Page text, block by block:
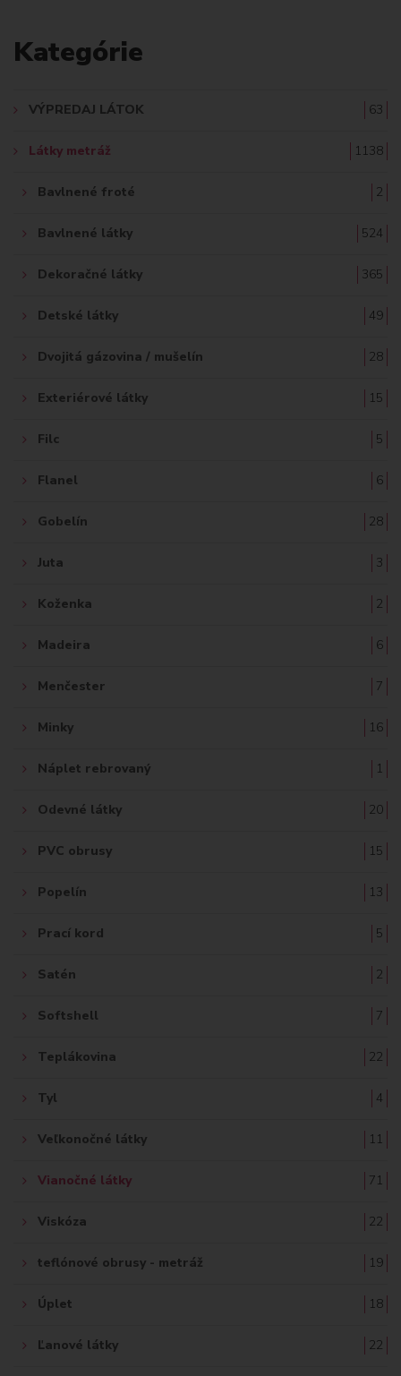
D
Kategórie
VÝPREDAJ LÁTOK 63
Látky metráž 1138
Bavlnené froté 2
Bavlnené látky 524
Dekoračné látky 365
Detské látky 49
Dvojitá gázovina / mušelín 28
Exteriérové látky 15
Filc 5
Flanel 6
Gobelín 28
Juta 3
Koženka 2
Madeira 6
Menčester 7
Minky 16
Náplet rebrovaný 1
Odevné látky 20
PVC obrusy 15
Popelín 13
Prací kord 5
Satén 2
Softshell 7
Teplákovina 22
Tyl 4
Veľkonočné látky 11
Vianočné látky 71
Viskóza 22
teflónové obrusy - metráž 19
Úplet 18
Ľanové látky 22